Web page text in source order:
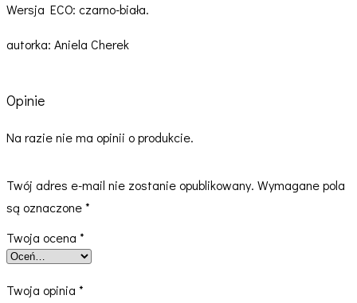
Wersja ECO: czarno-biała.
autorka: Aniela Cherek
Opinie
Na razie nie ma opinii o produkcie.
Twój adres e-mail nie zostanie opublikowany. Wymagane pola
są oznaczone*
Twoja ocena *
Twoja opinia *